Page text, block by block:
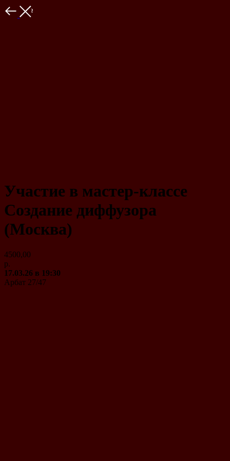
Закрыть
Участие в мастер-классе
Создание диффузора
(Москва)
4500,00
р.
17.03.26 в 19:30
Арбат 27/47